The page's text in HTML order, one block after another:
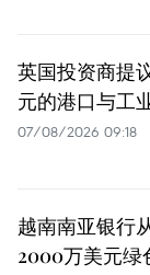
英国投资商提
元的港口与工
07/08/2026 09:18
越南南亚银行
2000万美元绿